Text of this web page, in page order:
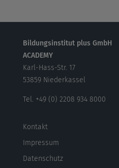
Bildungsinstitut plus GmbH
ACADEMY
Karl-Hass-Str. 17
53859 Niederkassel
Tel. +49 (0) 2208 934 8000
Kontakt
Impressum
Datenschutz